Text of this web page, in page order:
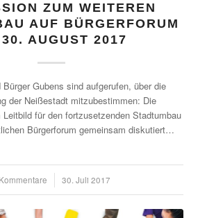
ZUM WEITEREN
AUF BÜRGERFORUM
AUGUST 2017
Bürger Gubens sind aufgerufen, über die
der Neißestadt mitzubestimmen: Die
Leitbild für den fortzusetzenden Stadtumbau
Bürgerforum gemeinsam diskutiert…
/ 30. Juli 2017